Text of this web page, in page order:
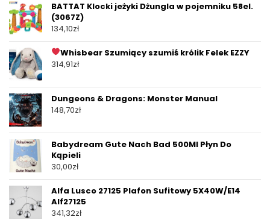
BATTAT Klocki jeżyki Dżungla w pojemniku 58el.
(3067Z)
134,10zł
Whisbear Szumiący szumiś królik Felek EZZY
314,91zł
Dungeons & Dragons: Monster Manual
148,70zł
Babydream Gute Nach Bad 500Ml Płyn Do
Kąpieli
30,00zł
Alfa Lusco 27125 Plafon Sufitowy 5X40W/E14
Alf27125
341,32zł